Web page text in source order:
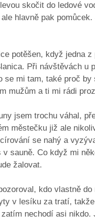
skočit do ledové
hlavně pak
potěšen, když jedna
Při návštěvách u
se mi tam, také proč
mužům a ti mi rádi
jsem trochu váhal,
městečku již ale
se nahý a
v sauně. Co když mi
žalovat.
kdo vlastně
v lesíku za tratí,
nechodí asi